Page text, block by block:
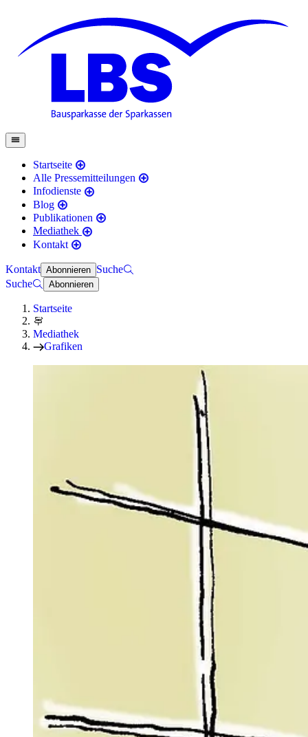
Startseite
Alle Pressemitteilungen
Infodienste
Blog
Publikationen
Mediathek
Kontakt
Kontakt Abonnieren Suche
Suche
Abonnieren
Startseite
Mediathek
Grafiken